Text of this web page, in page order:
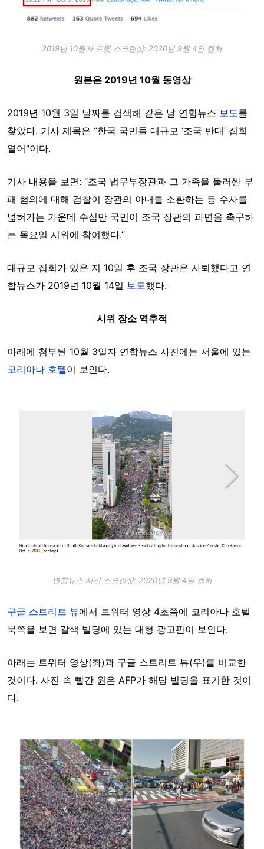
2019년 10월자 트윗 스크린샷: 2020년 9월 4일 캡처
원본은 2019년 10월 동영상
2019년 10월 3일 날짜를 검색해 같은 날 연합뉴스 보도를
찾았다. 기사 제목은 “한국 국민들 대규모 ‘조국 반대’ 집회
열어"이다.
기사 내용을 보면: “조국 법무부장관과 그 가족을 둘러싼 부
패 혐의에 대해 검찰이 장관의 아내를 소환하는 등 수사를
넓혀가는 가운데 수십만 국민이 조국 장관의 파면을 촉구하
는 목요일 시위에 참여했다.”
대규모 집회가 있은 지 10일 후 조국 장관은 사퇴했다고 연
합뉴스가 2019년 10월 14일 보도했다.
시위 장소 역추적
아래에 첨부된 10월 3일자 연합뉴스 사진에는 서울에 있는
코리아나 호텔이 보인다.
연합뉴스 사진 스크린샷: 2020년 9월 4일 캡처
구글 스트리트 뷰에서 트위터 영상 4초쯤에 코리아나 호텔
북쪽을 보면 갈색 빌딩에 있는 대형 광고판이 보인다.
아래는 트위터 영상(좌)과 구글 스트리트 뷰(우)를 비교한
것이다. 사진 속 빨간 원은 AFP가 해당 빌딩을 표기한 것이
다.
Image